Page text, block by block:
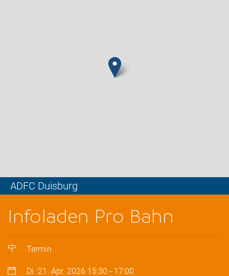
ADFC Duisburg
Infoladen Pro Bahn
Termin
Di. 21. Apr. 2026 15:30 - 17:00